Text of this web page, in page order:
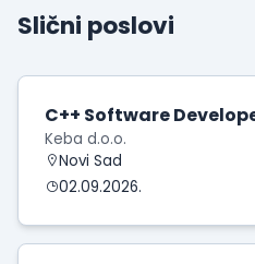
Slični poslovi
C++ Software
Keba d.o.o.
Novi Sad
02.09.2026.